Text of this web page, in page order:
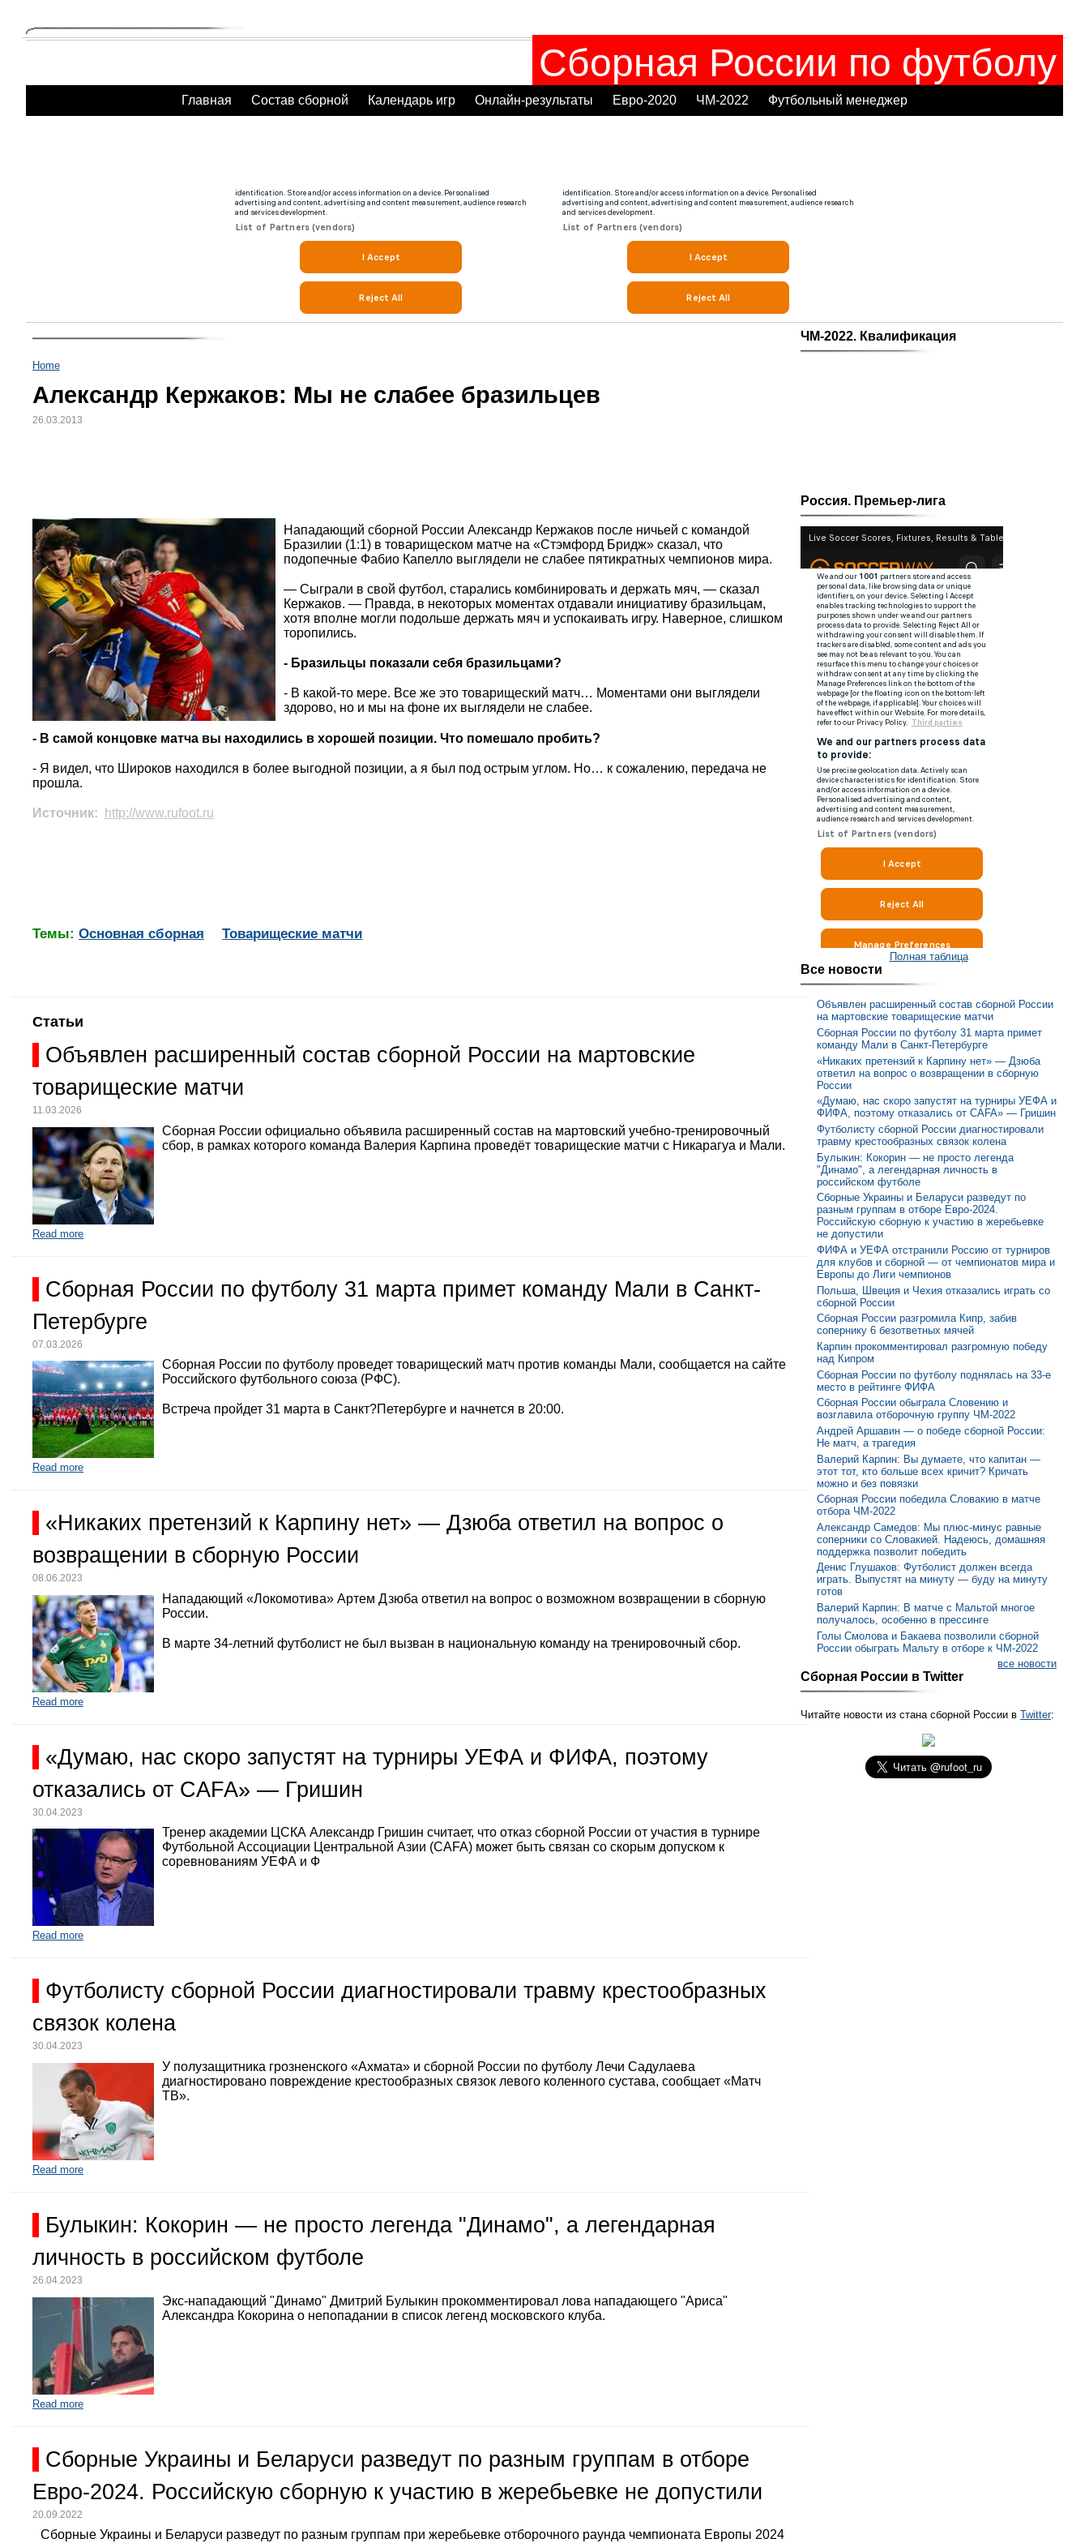
Сборная России по футболу
Главная Состав сборной Календарь игр Онлайн-результаты Евро-2020 ЧМ-2022 Футбольный менеджер
Home
Александр Кержаков: Мы не слабее бразильцев
26.03.2013
Нападающий сборной России Александр Кержаков после ничьей с командой
Бразилии (1:1) в товарищеском матче на «Стэмфорд Бридж» сказал, что
подопечные Фабио Капелло выглядели не слабее пятикратных чемпионов мира.
— Сыграли в свой футбол, старались комбинировать и держать мяч, — сказал
Кержаков. — Правда, в некоторых моментах отдавали инициативу бразильцам,
хотя вполне могли подольше держать мяч и успокаивать игру. Наверное, слишком
торопились.
- Бразильцы показали себя бразильцами?
- В какой-то мере. Все же это товарищеский матч… Моментами они выглядели
здорово, но и мы на фоне их выглядели не слабее.
- В самой концовке матча вы находились в хорошей позиции. Что помешало пробить?
- Я видел, что Широков находился в более выгодной позиции, а я был под острым углом. Но… к сожалению, передача не
прошла.
Источник: http://www.rufoot.ru
Темы: Основная сборная Товарищеские матчи
Статьи
Объявлен расширенный состав сборной России на мартовские
товарищеские матчи
11.03.2026
Сборная России официально объявила расширенный состав на мартовский учебно-тренировочный
сбор, в рамках которого команда Валерия Карпина проведёт товарищеские матчи с Никарагуа и Мали.
Read more
Сборная России по футболу 31 марта примет команду Мали в Санкт-
Петербурге
07.03.2026
Сборная России по футболу проведет товарищеский матч против команды Мали, сообщается на сайте
Российского футбольного союза (РФС).
Встреча пройдет 31 марта в Санкт?Петербурге и начнется в 20:00.
Read more
«Никаких претензий к Карпину нет» — Дзюба ответил на вопрос о
возвращении в сборную России
08.06.2023
Нападающий «Локомотива» Артем Дзюба ответил на вопрос о возможном возвращении в сборную
России.
В марте 34-летний футболист не был вызван в национальную команду на тренировочный сбор.
Read more
«Думаю, нас скоро запустят на турниры УЕФА и ФИФА, поэтому
отказались от CAFA» — Гришин
30.04.2023
Тренер академии ЦСКА Александр Гришин считает, что отказ сборной России от участия в турнире
Футбольной Ассоциации Центральной Азии (CAFA) может быть связан со скорым допуском к
соревнованиям УЕФА и Ф
Read more
Футболисту сборной России диагностировали травму крестообразных
связок колена
30.04.2023
У полузащитника грозненского «Ахмата» и сборной России по футболу Лечи Садулаева
диагностировано повреждение крестообразных связок левого коленного сустава, сообщает «Матч
ТВ».
Read more
Булыкин: Кокорин — не просто легенда "Динамо", а легендарная
личность в российском футболе
26.04.2023
Экс-нападающий "Динамо" Дмитрий Булыкин прокомментировал лова нападающего "Ариса"
Александра Кокорина о непопадании в список легенд московского клуба.
Read more
Сборные Украины и Беларуси разведут по разным группам в отборе
Евро-2024. Российскую сборную к участию в жеребьевке не допустили
20.09.2022
Сборные Украины и Беларуси разведут по разным группам при жеребьевке отборочного раунда чемпионата Европы 2024
ЧМ-2022. Квалификация
Россия. Премьер-лига
Полная таблица
Все новости
Объявлен расширенный состав сборной России
на мартовские товарищеские матчи
Сборная России по футболу 31 марта примет
команду Мали в Санкт-Петербурге
«Никаких претензий к Карпину нет» — Дзюба
ответил на вопрос о возвращении в сборную
России
«Думаю, нас скоро запустят на турниры УЕФА и
ФИФА, поэтому отказались от CAFA» — Гришин
Футболисту сборной России диагностировали
травму крестообразных связок колена
Булыкин: Кокорин — не просто легенда
"Динамо", а легендарная личность в
российском футболе
Сборные Украины и Беларуси разведут по
разным группам в отборе Евро-2024.
Российскую сборную к участию в жеребьевке
не допустили
ФИФА и УЕФА отстранили Россию от турниров
для клубов и сборной — от чемпионатов мира и
Европы до Лиги чемпионов
Польша, Швеция и Чехия отказались играть со
сборной России
Сборная России разгромила Кипр, забив
сопернику 6 безответных мячей
Карпин прокомментировал разгромную победу
над Кипром
Сборная России по футболу поднялась на 33-е
место в рейтинге ФИФА
Сборная России обыграла Словению и
возглавила отборочную группу ЧМ-2022
Андрей Аршавин — о победе сборной России:
Не матч, а трагедия
Валерий Карпин: Вы думаете, что капитан —
этот тот, кто больше всех кричит? Кричать
можно и без повязки
Сборная России победила Словакию в матче
отбора ЧМ-2022
Александр Самедов: Мы плюс-минус равные
соперники со Словакией. Надеюсь, домашняя
поддержка позволит победить
Денис Глушаков: Футболист должен всегда
играть. Выпустят на минуту — буду на минуту
готов
Валерий Карпин: В матче с Мальтой многое
получалось, особенно в прессинге
Голы Смолова и Бакаева позволили сборной
России обыграть Мальту в отборе к ЧМ-2022
все новости
Сборная России в Twitter
Читайте новости из стана сборной России в Twitter: